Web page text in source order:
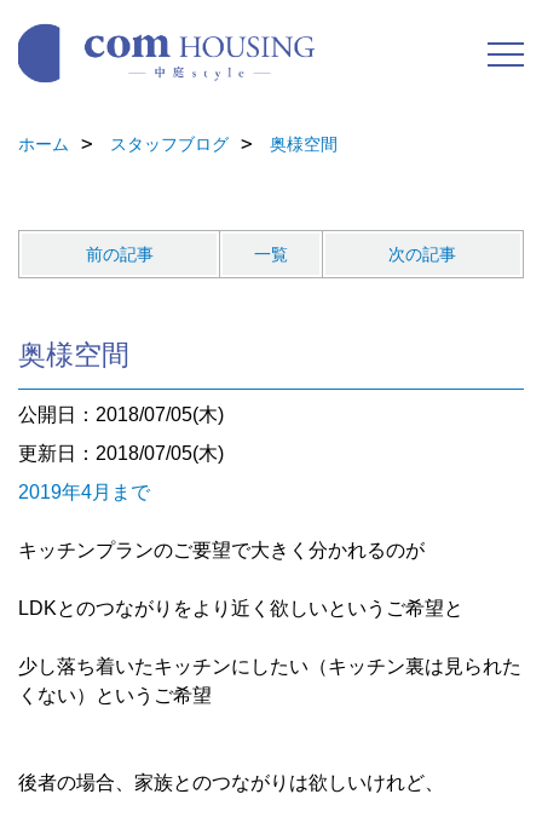
ホーム スタッフブログ 奥様空間
前の記事 一覧 次の記事
奥様空間
公開日：2018/07/05(木)
更新日：2018/07/05(木)
2019年4月まで
キッチンプランのご要望で大きく分かれるのが
LDKとのつながりをより近く欲しいというご希望と
少し落ち着いたキッチンにしたい（キッチン裏は見られた
くない）というご希望
後者の場合、家族とのつながりは欲しいけれど、